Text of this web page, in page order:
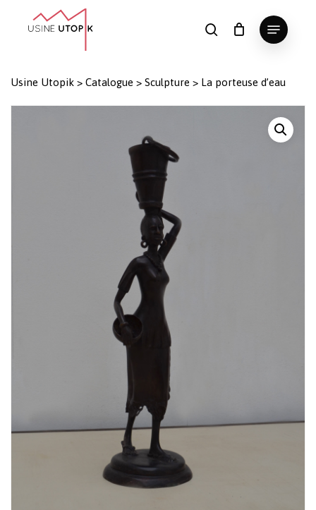
search
Menu
Panier Fermer
le
Usine Utopik > Catalogue > Sculpture > La porteuse d’eau
Close